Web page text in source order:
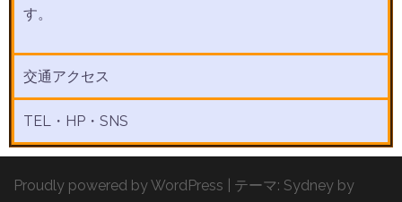
す。
交通アクセス
TEL・HP・SNS
Proudly powered by WordPress テーマ: Sydney by